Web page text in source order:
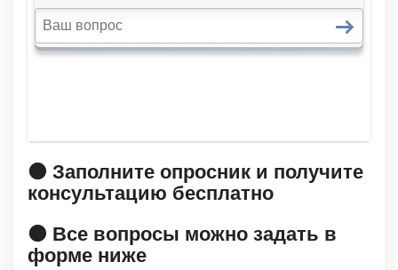
🟠 Заполните опросник и получите
консультацию бесплатно
🟠 Все вопросы можно задать в
форме ниже